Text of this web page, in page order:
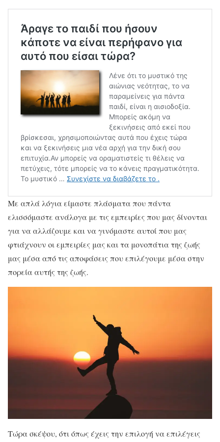
Με απλά λόγια είμαστε πλάσματα που πάντα
ελισσόμαστε ανάλογα με τις εμπειρίες που μας δίνονται
για να αλλάζουμε και να γινόμαστε αυτοί που μας
φτιάχνουν οι εμπειρίες μας και τα μονοπάτια της ζωής
μας μέσα από τις αποφάσεις που επιλέγουμε μέσα στην
πορεία αυτής της ζωής.
Τώρα σκέψου, ότι όπως έχεις την επιλογή να επιλέγεις